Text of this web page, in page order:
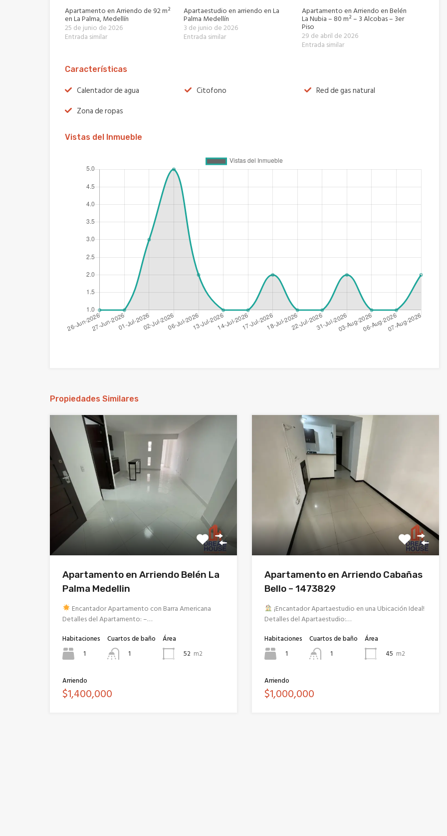
Apartamento en Arriendo de 92 m²
en La Palma, Medellín
25 de junio de 2026
Entrada similar
Apartaestudio en arriendo en La
Palma Medellín
3 de junio de 2026
Entrada similar
Apartamento en Arriendo en Belén
La Nubia – 80 m² – 3 Alcobas – 3er
Piso
29 de abril de 2026
Entrada similar
Características
Calentador de agua Citofono
Red de gas natural
Zona de ropas
Vistas del Inmueble
Propiedades Similares
Apartamento en Arriendo Belén La
Palma Medellin
Encantador Apartamento con Barra Americana
Detalles del Apartamento: –…
Habitaciones
1
Cuartos de baño
1
Área
52 m2
Arriendo
$1,400,000
Apartamento en Arriendo Cabañas
Bello – 1473829
¡Encantador Apartaestudio en una Ubicación Ideal!
Detalles del Apartaestudio:…
Habitaciones
1
Cuartos de baño
1
Área
45 m2
Arriendo
$1,000,000